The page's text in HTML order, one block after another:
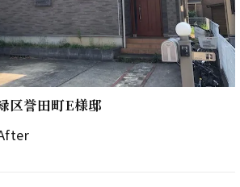
区誉田町E様邸